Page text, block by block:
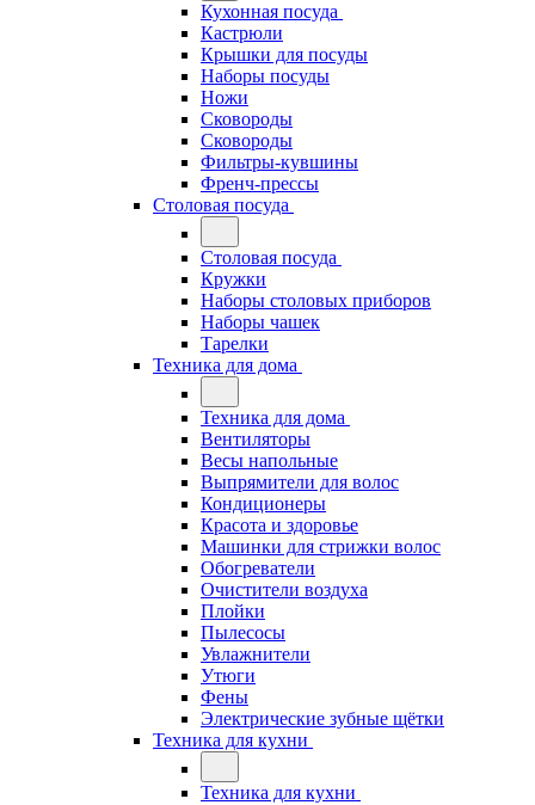
Кухонная посуда
Кастрюли
Крышки для посуды
Наборы посуды
Ножи
Сковороды
Сковороды
Фильтры-кувшины
Френч-прессы
Столовая посуда
Столовая посуда
Кружки
Наборы столовых приборов
Наборы чашек
Тарелки
Техника для дома
Техника для дома
Вентиляторы
Весы напольные
Выпрямители для волос
Кондиционеры
Красота и здоровье
Машинки для стрижки волос
Обогреватели
Очистители воздуха
Плойки
Пылесосы
Увлажнители
Утюги
Фены
Электрические зубные щётки
Техника для кухни
Техника для кухни